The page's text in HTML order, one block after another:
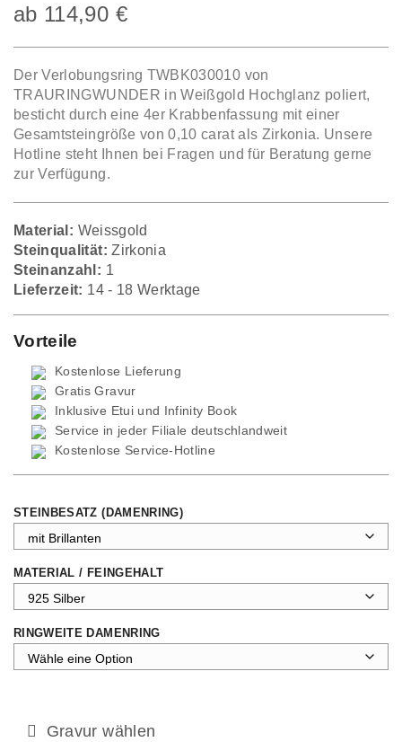
ab 114,90 €
Der Verlobungsring TWBK030010 von
TRAURINGWUNDER in Weißgold Hochglanz poliert,
besticht durch eine 4er Krabbenfassung mit einer
Gesamtsteingröße von 0,10 carat als Zirkonia. Unsere
Hotline steht Ihnen bei Fragen und für Beratung gerne
zur Verfügung.
Material: Weissgold
Steinqualität: Zirkonia
Steinanzahl: 1
Lieferzeit: 14 - 18 Werktage
Vorteile
Kostenlose Lieferung
Gratis Gravur
Inklusive Etui und Infinity Book
Service in jeder Filiale deutschlandweit
Kostenlose Service-Hotline
STEINBESATZ (DAMENRING)
MATERIAL / FEINGEHALT
RINGWEITE DAMENRING
Gravur wählen